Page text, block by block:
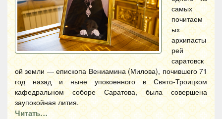
самых
почитаем
ых
архипасты
рей
саратовск
ой земли — епископа Вениамина (Милова), почившего 71
год назад и ныне упокоенного в Свято-Троицком
кафедральном соборе Саратова, была совершена
заупокойная лития.
Читать…